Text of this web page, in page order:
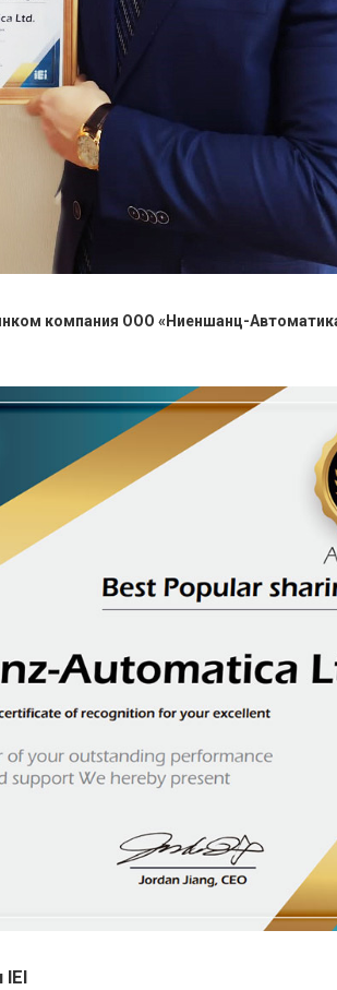
компания ООО «Ниеншанц-